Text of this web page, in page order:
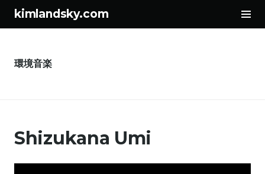
kimlandsky.com
環境音楽
Shizukana Umi
イ